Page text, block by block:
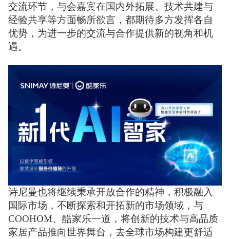
交流环节，与会嘉宾在国内外拓展、技术共建与
经验共享等方面畅所欲言，都期待多方发挥各自
优势，为进一步的交流与合作提供新的视角和机
遇。
诗尼曼也将继续秉承开放合作的精神，积极融入
国际市场，不断探索和开拓新的市场领域，与
COOHOM、酷家乐一道，将创新的技术与高品质
家居产品推向世界舞台，去全球市场构建更舒适